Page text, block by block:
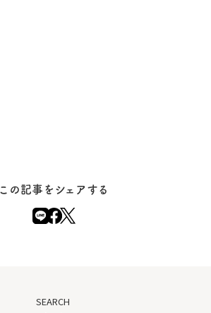
この記事をシェアする
SEARCH